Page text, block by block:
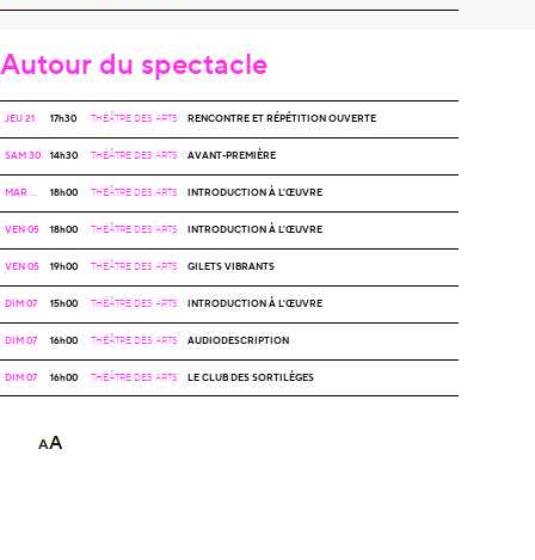
AA
Autour du spectacle
JEU 21 17h30 RENCONTRE ET RÉPÉTITION OUVERTE
THÉÂTRE DES ARTS
SAM 30 14h30 AVANT-PREMIÈRE
THÉÂTRE DES ARTS
MAR 02 18h00 INTRODUCTION À L'ŒUVRE
THÉÂTRE DES ARTS
VEN 05 18h00 INTRODUCTION À L'ŒUVRE
THÉÂTRE DES ARTS
VEN 05 19h00 GILETS VIBRANTS
THÉÂTRE DES ARTS
DIM 07 15h00 INTRODUCTION À L'ŒUVRE
THÉÂTRE DES ARTS
DIM 07 16h00 AUDIODESCRIPTION
THÉÂTRE DES ARTS
DIM 07 16h00 LE CLUB DES SORTILÈGES
THÉÂTRE DES ARTS